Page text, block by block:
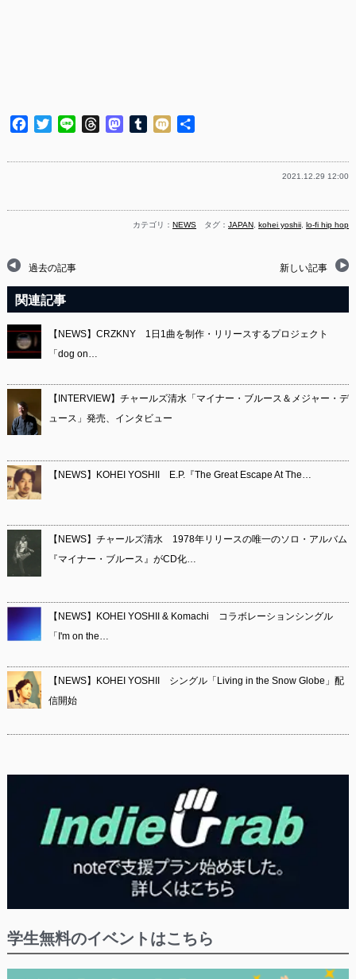
Facebook
TwitterLine ThreadsMastodon
Tumblr
Mixi
2021.12.29 12:00
カテゴリ： NEWS タグ：JAPAN, kohei yoshii, lo-fi hip hop
過去の記事 新しい記事
関連記事
【NEWS】CRZKNY 1日1曲を制作・リリースするプロジェクト
「dog on…
【INTERVIEW】チャールズ清水「マイナー・ブルース＆メジャー・デ
ュース」発売、インタビュー
【NEWS】KOHEI YOSHII E.P.『The Great Escape At The…
【NEWS】チャールズ清水 1978年リリースの唯一のソロ・アルバム
『マイナー・ブルース』がCD化…
【NEWS】KOHEI YOSHII & Komachi コラボレーションシングル
「I'm on the…
【NEWS】KOHEI YOSHII シングル「Living in the Snow Globe」配
信開始
学生無料のイベントはこちら